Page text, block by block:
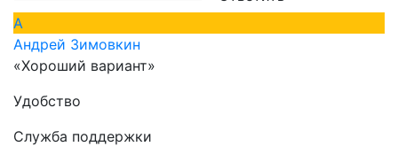
А
Андрей Зимовкин
«Хороший вариант»
Удобство
Служба поддержки